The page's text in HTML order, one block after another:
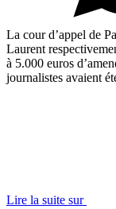
La cour d’appel de
Laurent
à 5.000 euros
journalistes avaient
Lire la suite sur